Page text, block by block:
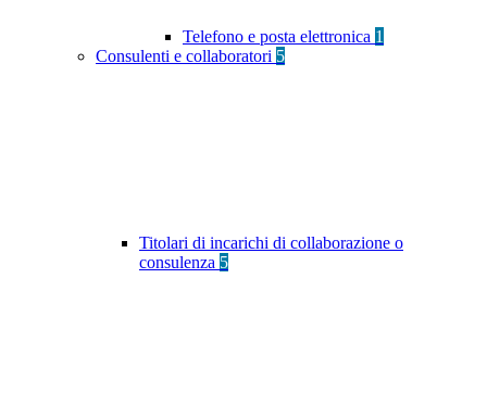
Telefono e posta elettronica 1
Consulenti e collaboratori 5
Titolari di incarichi di collaborazione o
consulenza 5